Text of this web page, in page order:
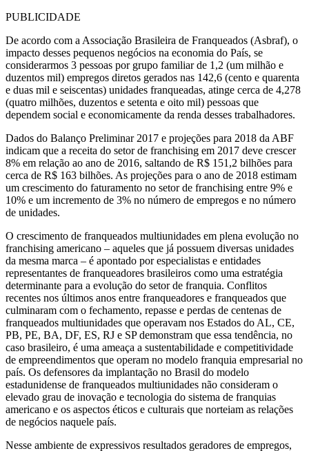
PUBLICIDADE
De acordo com a Associação Brasileira de Franqueados (Asbraf), o
impacto desses pequenos negócios na economia do País, se
considerarmos 3 pessoas por grupo familiar de 1,2 (um milhão e
duzentos mil) empregos diretos gerados nas 142,6 (cento e quarenta
e duas mil e seiscentas) unidades franqueadas, atinge cerca de 4,278
(quatro milhões, duzentos e setenta e oito mil) pessoas que
dependem social e economicamente da renda desses trabalhadores.
Dados do Balanço Preliminar 2017 e projeções para 2018 da ABF
indicam que a receita do setor de franchising em 2017 deve crescer
8% em relação ao ano de 2016, saltando de R$ 151,2 bilhões para
cerca de R$ 163 bilhões. As projeções para o ano de 2018 estimam
um crescimento do faturamento no setor de franchising entre 9% e
10% e um incremento de 3% no número de empregos e no número
de unidades.
O crescimento de franqueados multiunidades em plena evolução no
franchising americano – aqueles que já possuem diversas unidades
da mesma marca – é apontado por especialistas e entidades
representantes de franqueadores brasileiros como uma estratégia
determinante para a evolução do setor de franquia. Conflitos
recentes nos últimos anos entre franqueadores e franqueados que
culminaram com o fechamento, repasse e perdas de centenas de
franqueados multiunidades que operavam nos Estados do AL, CE,
PB, PE, BA, DF, ES, RJ e SP demonstram que essa tendência, no
caso brasileiro, é uma ameaça a sustentabilidade e competitividade
de empreendimentos que operam no modelo franquia empresarial no
país. Os defensores da implantação no Brasil do modelo
estadunidense de franqueados multiunidades não consideram o
elevado grau de inovação e tecnologia do sistema de franquias
americano e os aspectos éticos e culturais que norteiam as relações
de negócios naquele país.
Nesse ambiente de expressivos resultados geradores de empregos,